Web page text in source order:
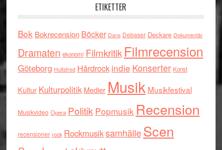
ETIKETTER
Bok Bokrecension Böcker Dans Debaser Deckare Dokumentär
Dramaten ekonomi Filmkritik Filmrecension
Göteborg Hultsfred Hårdrock indie Konserter Konst
Kultur Kulturpolitik Medier Musik Musikfestival
Musikvideo Opera Politik Popmusik Recension
recensioner rock RockmusiksamhälleScen